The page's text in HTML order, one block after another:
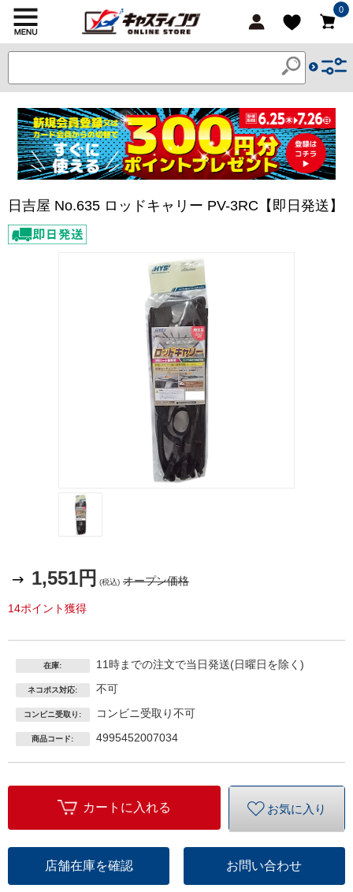
0
日吉屋 No.635 ロッドキャリー PV-3RC【即日発送】
1,551円 (税込) オープン価格
14ポイント獲得
在庫: 11時までの注文で当日発送(日曜日を除く)
ネコポス対応: 不可
コンビニ受取り: コンビニ受取り不可
商品コード: 4995452007034
カートに入れる お気に入り
店舗在庫を確認 お問い合わせ